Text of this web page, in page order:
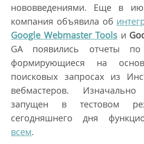
нововведениями. Еще в
компания объявила об
Google Webmaster Toolsи
GA появились отчеты по
формирующиеся на
поисковых запросах из
вебмастеров.
запущен в тестовом
сегодняшнего дня
всем.